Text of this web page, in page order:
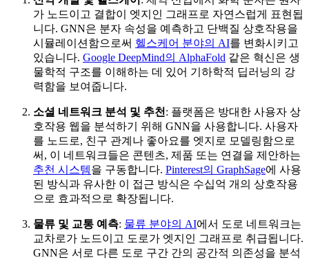
가 노드이고 결합이 엣지인 그래프로 자연스럽게 표현됩
니다. GNN은 분자 속성을 예측하고 단백질 상호작용을
시뮬레이션함으로써 헬스케어 분야의 AI를 변화시키고
있습니다. Google DeepMind의 AlphaFold 같은 혁신은 생
물학적 구조를 이해하는 데 있어 기하학적 딥러닝의 강
력함을 보여줍니다.
소셜 네트워크 분석 및 추천 : 플랫폼은 방대한 사용자 상
호작용 웹을 분석하기 위해 GNN을 사용합니다. 사용자
를 노드로, 친구 관계나 좋아요를 엣지로 모델링함으로
써, 이 네트워크들은 콘텐츠, 제품 또는 연결을 제안하는
추천 시스템을 구동합니다. Pinterest의 GraphSage에 사용
된 방식과 유사한 이 접근 방식은 수십억 개의 상호작용
으로 효과적으로 확장됩니다.
물류 및 교통 예측: 물류 분야의 AI에서 도로 네트워크는
교차로가 노드이고 도로가 엣지인 그래프로 취급됩니다.
GNN은 서로 다른 도로 구간 간의 공간적 의존성을 분석